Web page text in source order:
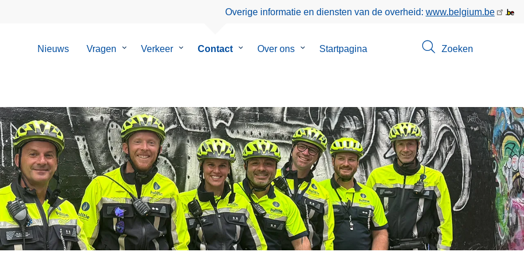
Overige informatie en diensten van de overheid: www.belgium.be
Nieuws Vragen
Submenu
Verkeer
Submenu
Contact
SubmenuOver ons
SubmenuStartpagina Zoeken